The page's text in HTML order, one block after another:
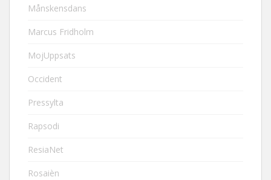
Månskensdans
Marcus Fridholm
MojUppsats
Occident
Pressylta
Rapsodi
ResiaNet
Rosaièn